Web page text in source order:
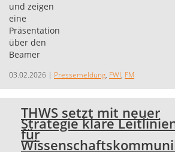
03.02.2026 | Pressemeldung, FWI, FM
THWS setzt mit neuer
Strategie klare
für